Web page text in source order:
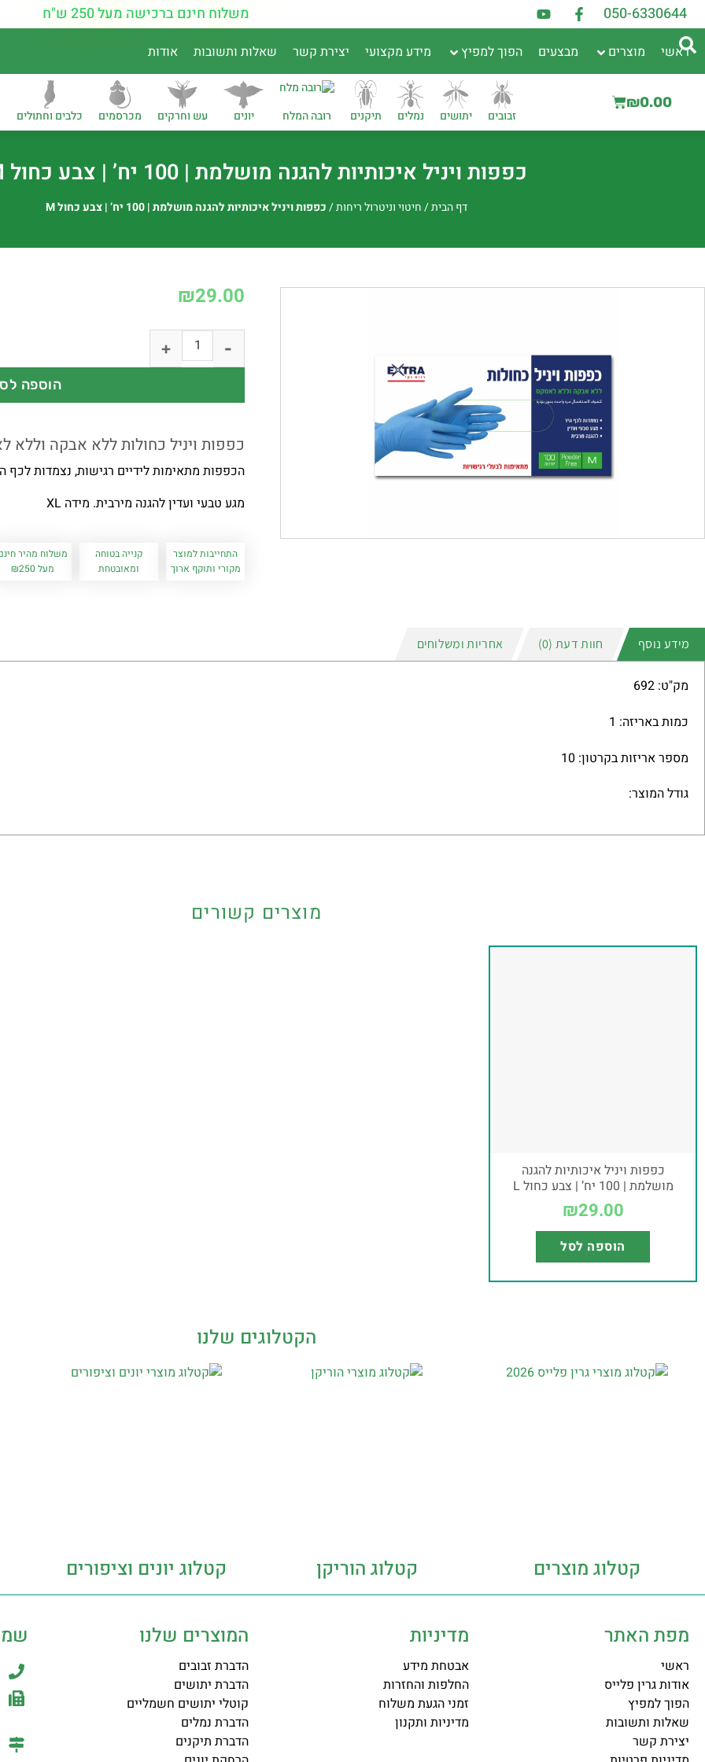
050-6330644 משלוח חינם ברכישה מעל 250 ש"ח
ראשי מוצרים מבצעים הפוך למפיץ מידע מקצועי יצירת קשר שאלות ותשובות אודות
₪0.00
זבובים יתושים נמלים תיקנים רובה המלח יונים עש וחרקים מכרסמים כלבים וחתולים
כפפות ויניל איכותיות להגנה מושלמת | 100 יח’ | צבע כחול M
דף הבית/חיטוי וניטרול ריחות/כפפות ויניל איכותיות להגנה מושלמת | 100 יח’ | צבע כחול M
₪29.00
הוספה
כפפות ויניל כחולות ללא אבקה וללא
הכפפות מתאימות לידיים רגישות, נצמדות לכף
מגע טבעי ועדין להגנה מירבית. מידה XL
התחייבות למוצר
מקורי ותוקף ארוך
קנייה בטוחה
ומאובטחת
משלוח מהיר
מעל ₪250
מידע נוסף חוות דעת (0) אחריות ומשלוחים
מק"ט: 692
כמות באריזה: 1
מספר אריזות בקרטון: 10
גודל המוצר:
מוצרים קשורים
כפפות ויניל איכותיות להגנה
מושלמת | 100 יח’ | צבע כחול L
₪29.00
הוספה לסל
הקטלוגים שלנו
קטלוג מוצרים קטלוג הוריקן קטלוג יונים וציפורים
מפת האתר
ראשי
אודות גרין פלייס
הפוך למפיץ
שאלות ותשובות
יצירת קשר
מדיניות
אבטחת מידע
החלפות והחזרות
זמני הגעת משלוח
מדיניות ותקנון
המוצרים שלנו
הדברת זבובים
הדברת יתושים
קוטלי יתושים חשמליים
הדברת נמלים
הדברת תיקנים